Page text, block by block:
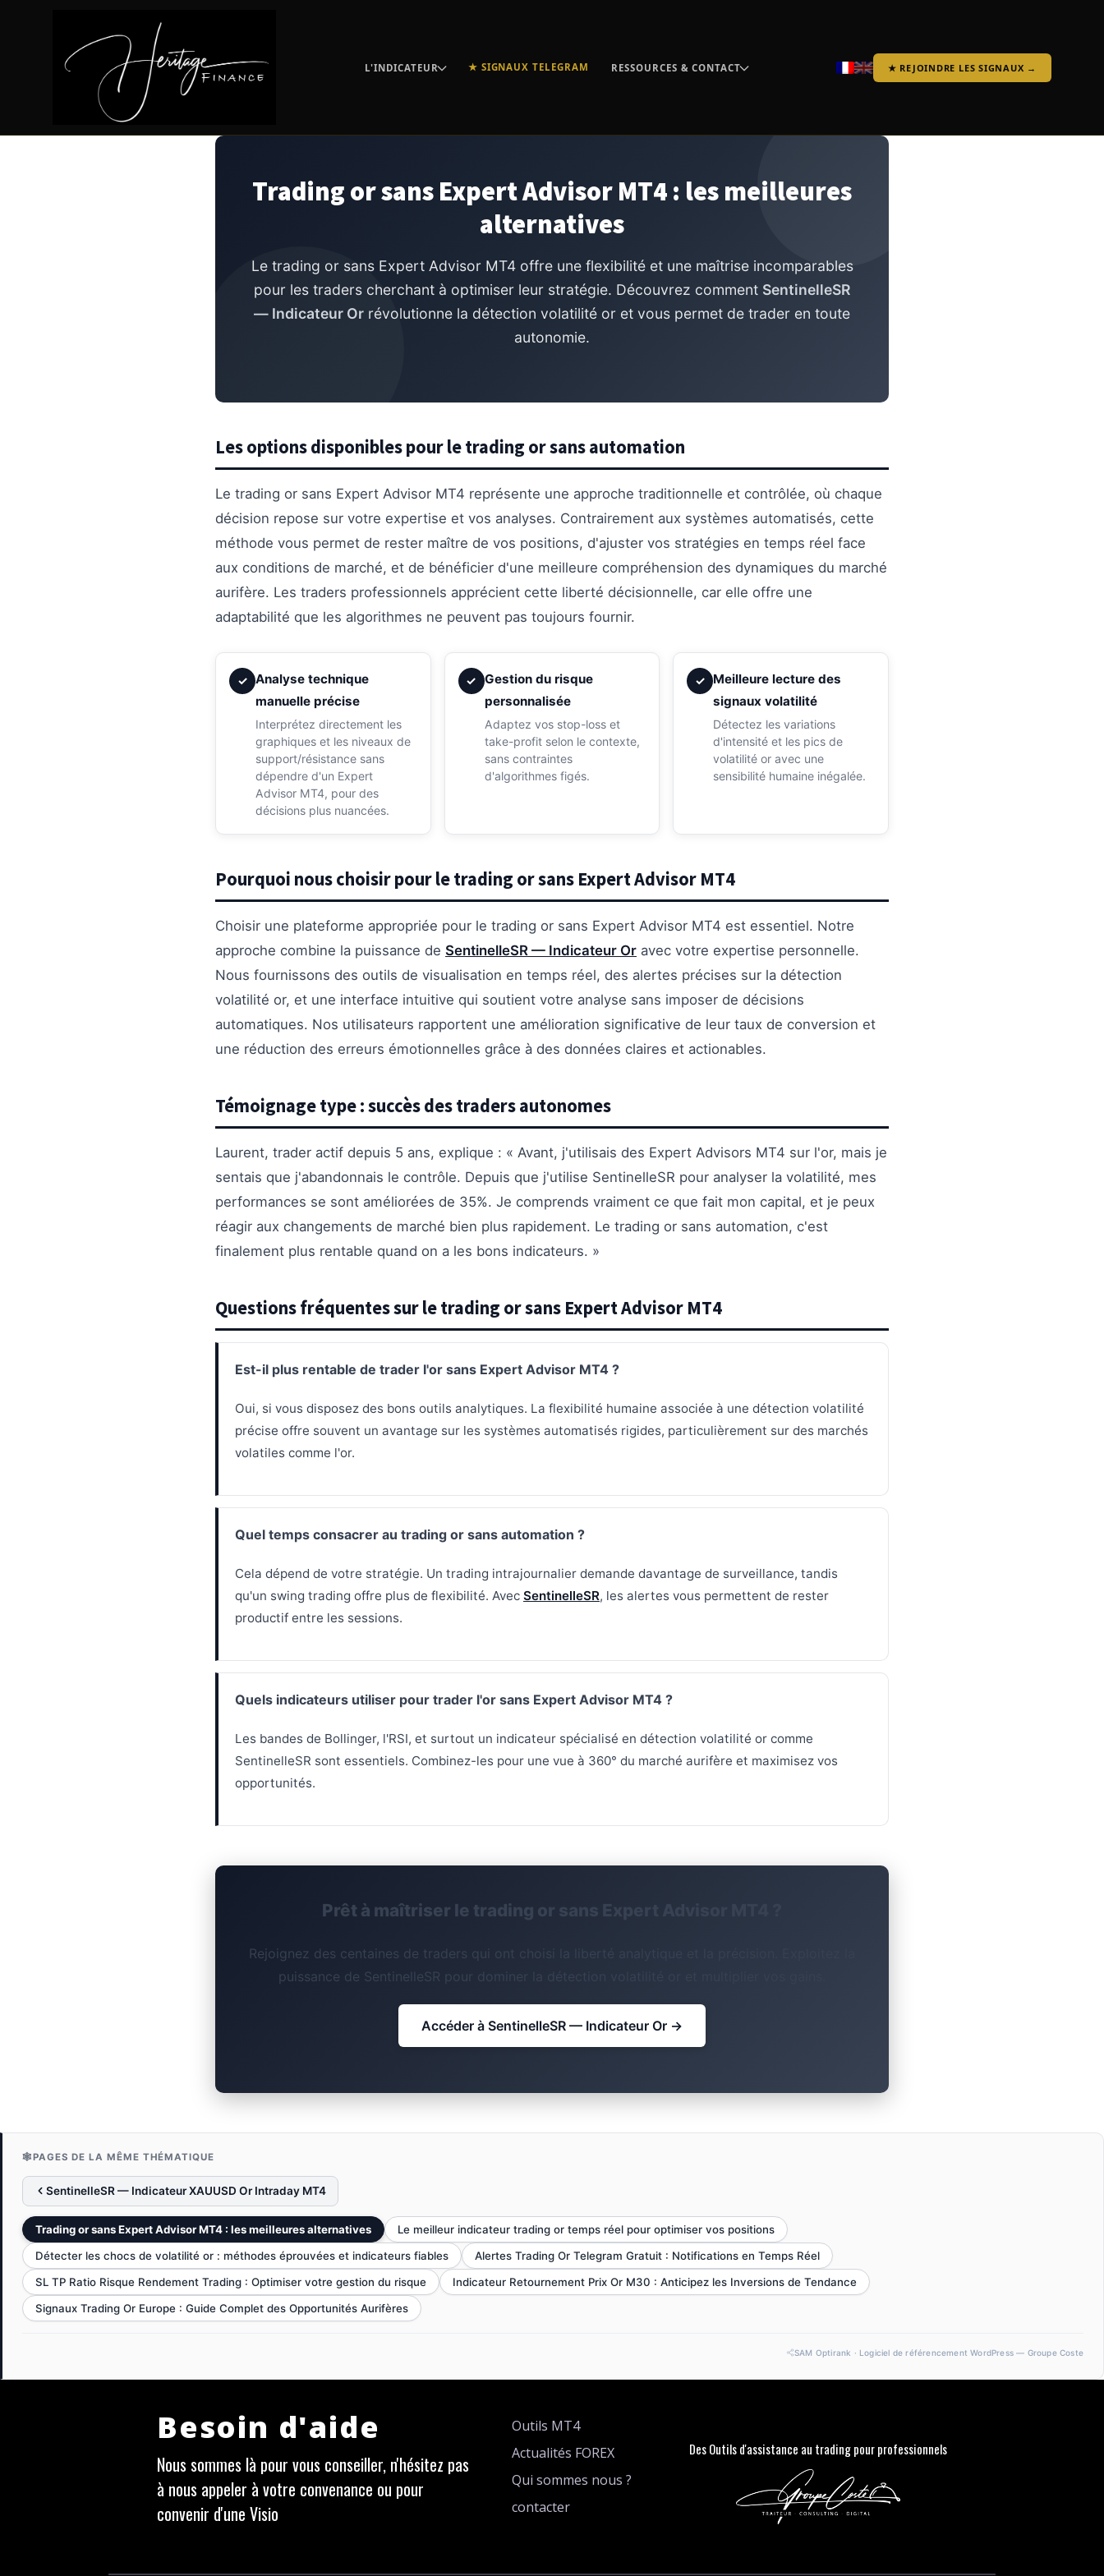
L'INDICATEUR ★ SIGNAUX TELEGRAM RESSOURCES & CONTACT ★ REJOINDRE LES SIGNAUX →
Trading or sans Expert Advisor MT4 : les meilleures
alternatives
Le trading or sans Expert Advisor MT4 offre une flexibilité et une maîtrise incomparables
pour les traders cherchant à optimiser leur stratégie. Découvrez comment SentinelleSR
— Indicateur Or révolutionne la détection volatilité or et vous permet de trader en toute
autonomie.
Les options disponibles pour le trading or sans automation
Le trading or sans Expert Advisor MT4 représente une approche traditionnelle et contrôlée, où chaque
décision repose sur votre expertise et vos analyses. Contrairement aux systèmes automatisés, cette
méthode vous permet de rester maître de vos positions, d'ajuster vos stratégies en temps réel face
aux conditions de marché, et de bénéficier d'une meilleure compréhension des dynamiques du marché
aurifère. Les traders professionnels apprécient cette liberté décisionnelle, car elle offre une
adaptabilité que les algorithmes ne peuvent pas toujours fournir.
✓ Analyse technique
manuelle précise
Interprétez directement les
graphiques et les niveaux de
support/résistance sans
dépendre d'un Expert
Advisor MT4, pour des
décisions plus nuancées.
✓
Gestion du risque
personnalisée
Adaptez vos stop-loss et
take-profit selon le contexte,
sans contraintes
d'algorithmes figés.
✓
Meilleure lecture des
signaux volatilité
Détectez les variations
d'intensité et les pics de
volatilité or avec une
sensibilité humaine inégalée.
Pourquoi nous choisir pour le trading or sans Expert Advisor MT4
Choisir une plateforme appropriée pour le trading or sans Expert Advisor MT4 est essentiel. Notre
approche combine la puissance de SentinelleSR — Indicateur Or avec votre expertise personnelle.
Nous fournissons des outils de visualisation en temps réel, des alertes précises sur la détection
volatilité or, et une interface intuitive qui soutient votre analyse sans imposer de décisions
automatiques. Nos utilisateurs rapportent une amélioration significative de leur taux de conversion et
une réduction des erreurs émotionnelles grâce à des données claires et actionables.
Témoignage type : succès des traders autonomes
Laurent, trader actif depuis 5 ans, explique : « Avant, j'utilisais des Expert Advisors MT4 sur l'or, mais je
sentais que j'abandonnais le contrôle. Depuis que j'utilise SentinelleSR pour analyser la volatilité, mes
performances se sont améliorées de 35%. Je comprends vraiment ce que fait mon capital, et je peux
réagir aux changements de marché bien plus rapidement. Le trading or sans automation, c'est
finalement plus rentable quand on a les bons indicateurs. »
Questions fréquentes sur le trading or sans Expert Advisor MT4
Est-il plus rentable de trader l'or sans Expert Advisor MT4 ?
Oui, si vous disposez des bons outils analytiques. La flexibilité humaine associée à une détection volatilité
précise offre souvent un avantage sur les systèmes automatisés rigides, particulièrement sur des marchés
volatiles comme l'or.
Quel temps consacrer au trading or sans automation ?
Cela dépend de votre stratégie. Un trading intrajournalier demande davantage de surveillance, tandis
qu'un swing trading offre plus de flexibilité. Avec SentinelleSR, les alertes vous permettent de rester
productif entre les sessions.
Quels indicateurs utiliser pour trader l'or sans Expert Advisor MT4 ?
Les bandes de Bollinger, l'RSI, et surtout un indicateur spécialisé en détection volatilité or comme
SentinelleSR sont essentiels. Combinez-les pour une vue à 360° du marché aurifère et maximisez vos
opportunités.
Prêt à maîtriser le trading or sans Expert Advisor MT4 ?
Rejoignez des centaines de traders qui ont choisi la liberté analytique et la précision. Exploitez la
puissance de SentinelleSR pour dominer la détection volatilité or et multiplier vos gains.
Accéder à SentinelleSR — Indicateur Or →
🕸️PAGES DE LA MÊME THÉMATIQUE
SentinelleSR — Indicateur XAUUSD Or Intraday MT4
Trading or sans Expert Advisor MT4 : les meilleures alternatives
Le meilleur indicateur trading or temps réel pour optimiser vos positions
Détecter les chocs de volatilité or : méthodes éprouvées et indicateurs fiables
Alertes Trading Or Telegram Gratuit : Notifications en Temps Réel
SL TP Ratio Risque Rendement Trading : Optimiser votre gestion du risque
Indicateur Retournement Prix Or M30 : Anticipez les Inversions de Tendance
Signaux Trading Or Europe : Guide Complet des Opportunités Aurifères
SAM Optirank · Logiciel de référencement WordPress — Groupe Coste
Besoin d'aide
Nous sommes là pour vous conseiller, n'hésitez pas
à nous appeler à votre convenance ou pour
convenir d'une Visio
Outils MT4
Actualités FOREX
Qui sommes nous ?
contacter
Des Outils d'assistance au trading pour professionnels